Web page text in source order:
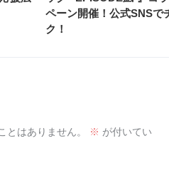
ペーン開催！公式SNSで
ク！
とはありません。 ※ が付いてい